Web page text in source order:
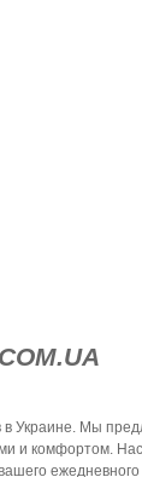
Украине. Мы
и комфортом.